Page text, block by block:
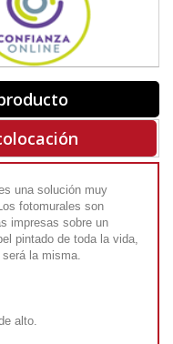
una solución muy
fotomurales son
impresas sobre un
pintado de toda la vida,
la misma.
alto.